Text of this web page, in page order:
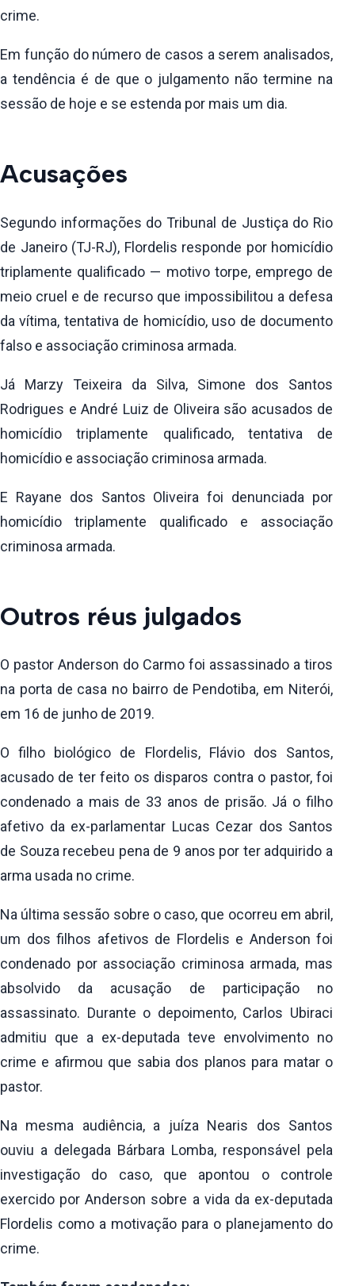
crime.
Em função do número de casos a serem analisados,
a tendência é de que o julgamento não termine na
sessão de hoje e se estenda por mais um dia.
Acusações
Segundo informações do Tribunal de Justiça do Rio
de Janeiro (TJ-RJ), Flordelis responde por homicídio
triplamente qualificado — motivo torpe, emprego de
meio cruel e de recurso que impossibilitou a defesa
da vítima, tentativa de homicídio, uso de documento
falso e associação criminosa armada.
Já Marzy Teixeira da Silva, Simone dos Santos
Rodrigues e André Luiz de Oliveira são acusados de
homicídio triplamente qualificado, tentativa de
homicídio e associação criminosa armada.
E Rayane dos Santos Oliveira foi denunciada por
homicídio triplamente qualificado e associação
criminosa armada.
Outros réus julgados
O pastor Anderson do Carmo foi assassinado a tiros
na porta de casa no bairro de Pendotiba, em Niterói,
em 16 de junho de 2019.
O filho biológico de Flordelis, Flávio dos Santos,
acusado de ter feito os disparos contra o pastor, foi
condenado a mais de 33 anos de prisão. Já o filho
afetivo da ex-parlamentar Lucas Cezar dos Santos
de Souza recebeu pena de 9 anos por ter adquirido a
arma usada no crime.
Na última sessão sobre o caso, que ocorreu em abril,
um dos filhos afetivos de Flordelis e Anderson foi
condenado por associação criminosa armada, mas
absolvido da acusação de participação no
assassinato. Durante o depoimento, Carlos Ubiraci
admitiu que a ex-deputada teve envolvimento no
crime e afirmou que sabia dos planos para matar o
pastor.
Na mesma audiência, a juíza Nearis dos Santos
ouviu a delegada Bárbara Lomba, responsável pela
investigação do caso, que apontou o controle
exercido por Anderson sobre a vida da ex-deputada
Flordelis como a motivação para o planejamento do
crime.